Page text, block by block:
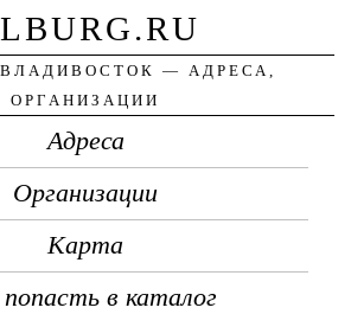
— АДРЕСА,
ОРГАНИЗАЦИИ
Адреса
Организации
Карта
в каталог